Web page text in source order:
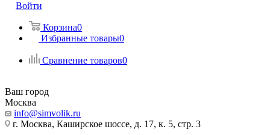
Войти
Корзина0
Избранные товары0
Сравнение товаров0
Ваш город
Москва
info@simvolik.ru
г. Москва, Каширское шоссе, д. 17, к. 5, стр. 3